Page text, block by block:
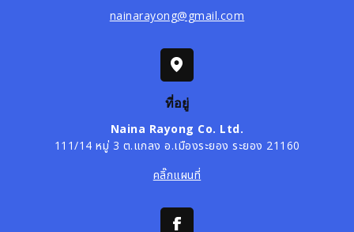
nainarayong@gmail.com
ที่อยู่
Naina Rayong Co. Ltd.
111/14 หมู่ 3 ต.แกลง อ.เมืองระยอง ระยอง 21160
คลิ๊กแผนที่